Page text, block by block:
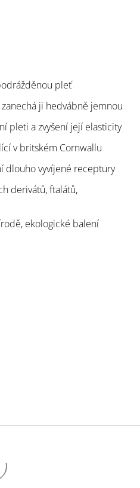
pleť
ji hedvábně jemnou
pleti a zvyšení její elasticity
v britském Cornwallu
dlouho vyvíjené receptury
derivátů, ftalátů,
ekologické balení